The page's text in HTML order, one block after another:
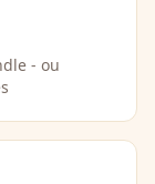
- ou